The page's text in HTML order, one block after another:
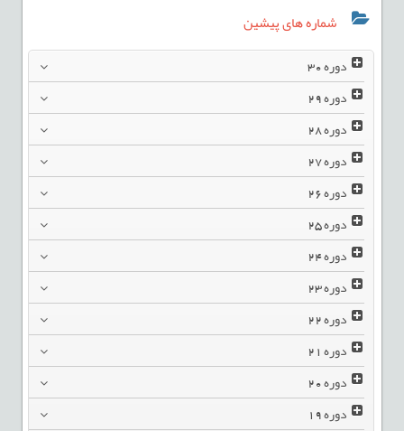
شماره های پیشین
دوره30
دوره29
دوره28
دوره27
دوره26
دوره25
دوره24
دوره23
دوره22
دوره21
دوره20
دوره19